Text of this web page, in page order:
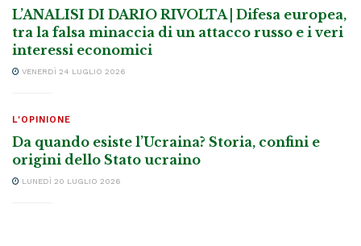
L’ANALISI DI DARIO RIVOLTA | Difesa europea,
tra la falsa minaccia di un attacco russo e i veri
interessi economici
VENERDÌ 24 LUGLIO 2026
L'OPINIONE
Da quando esiste l’Ucraina? Storia, confini e
origini dello Stato ucraino
LUNEDÌ 20 LUGLIO 2026